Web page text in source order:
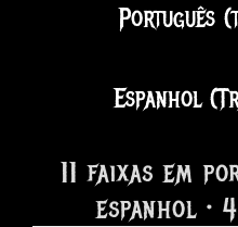
Português
Espanhol
11 faixas em
espanhol •